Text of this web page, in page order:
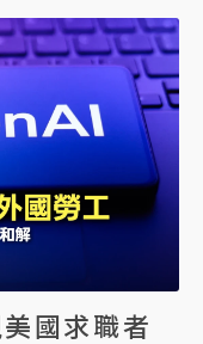
美國求職者